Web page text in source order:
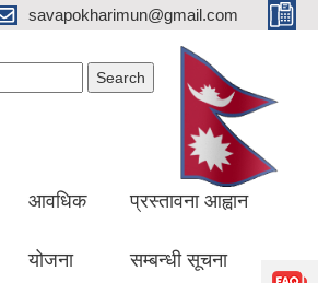
savapokharimun@gmail.com
आवधिक
योजना
प्रस्तावना आह्वान
सम्बन्धी सूचना